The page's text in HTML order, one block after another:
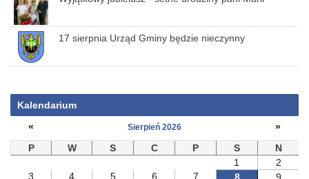
17 sierpnia Urząd Gminy będzie nieczynny
Kalendarium
«
Sierpień 2026
»
P
W S C P S
N
1
2
3
4 5 6 7